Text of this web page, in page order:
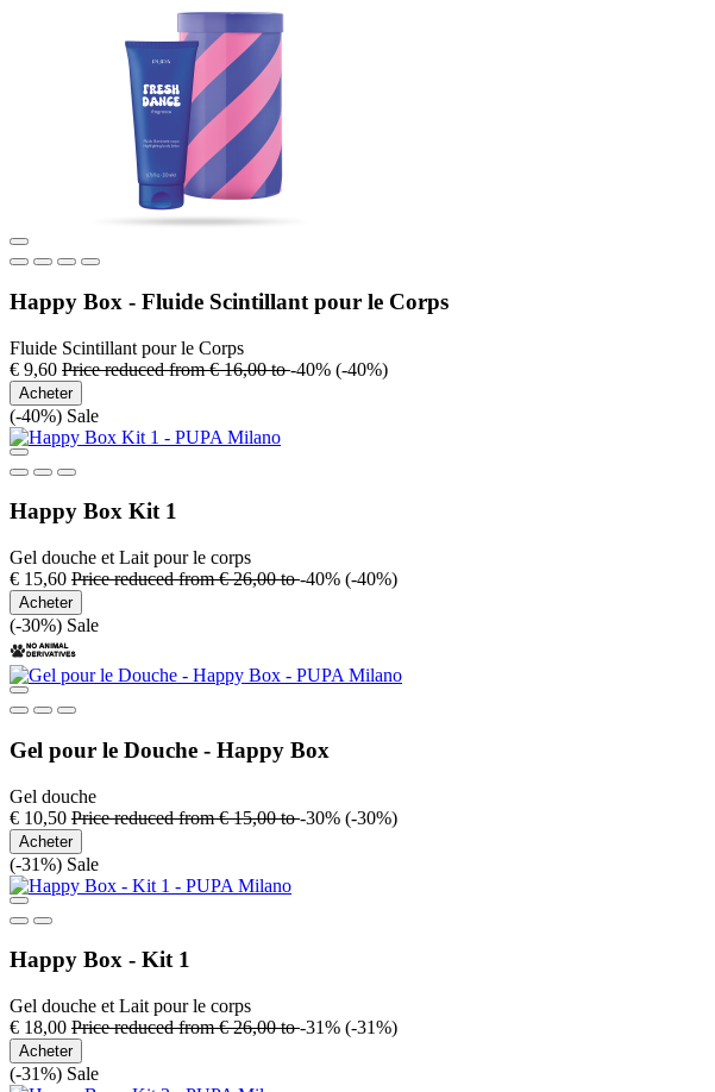
Happy Box - Fluide Scintillant pour le Corps
Fluide Scintillant pour le Corps
€ 9,60 Price reduced from€ 16,00to-40% (-40%)
Acheter
(-40%) Sale
Happy Box Kit 1
Gel douche et Lait pour le corps
€ 15,60 Price reduced from€ 26,00to-40% (-40%)
Acheter
(-30%) Sale
Gel pour le Douche - Happy Box
Gel douche
€ 10,50 Price reduced from€ 15,00to-30% (-30%)
Acheter
(-31%) Sale
Happy Box - Kit 1
Gel douche et Lait pour le corps
€ 18,00 Price reduced from€ 26,00to-31% (-31%)
Acheter
(-31%) Sale